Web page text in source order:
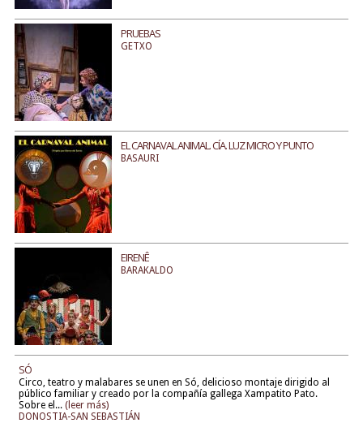
PRUEBAS
GETXO
EL CARNAVAL ANIMAL. CÍA. LUZ MICRO Y PUNTO
BASAURI
EIRENÊ
BARAKALDO
SÓ
Circo, teatro y malabares se unen en Só, delicioso montaje dirigido al
público familiar y creado por la compañía gallega Xampatito Pato.
Sobre el... (leer más)
DONOSTIA-SAN SEBASTIÁN